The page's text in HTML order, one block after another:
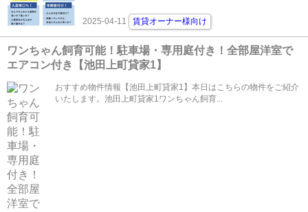
2025-04-11 賃貸オーナー様向け
ワンちゃん飼育可能！駐車場・専用庭付き！全部屋洋室で
エアコン付き【池田上町貸家1】
おすすめ物件情報【池田上町貸家1】本日はこちらの物件をご紹介
いたします。池田上町貸家1ワンちゃん飼育...